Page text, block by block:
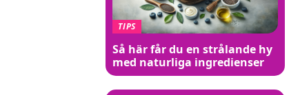
TIPS
Så här får du en strålande hy
med naturliga ingredienser